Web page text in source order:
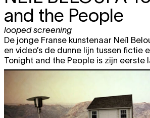
and the People
looped screening
De jonge Franse kunstenaar Neïl
en video’s de dunne lijn tussen fictie
Tonight and the People is zijn eerste